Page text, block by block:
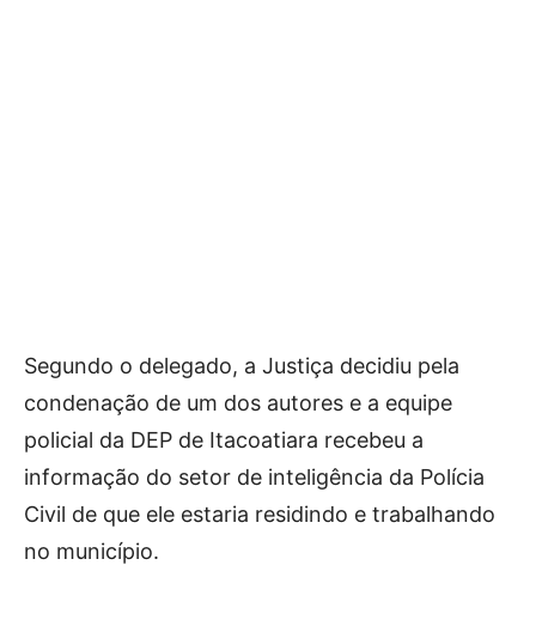
Segundo o delegado, a Justiça decidiu pela
condenação de um dos autores e a equipe
policial da DEP de Itacoatiara recebeu a
informação do setor de inteligência da Polícia
Civil de que ele estaria residindo e trabalhando
no município.